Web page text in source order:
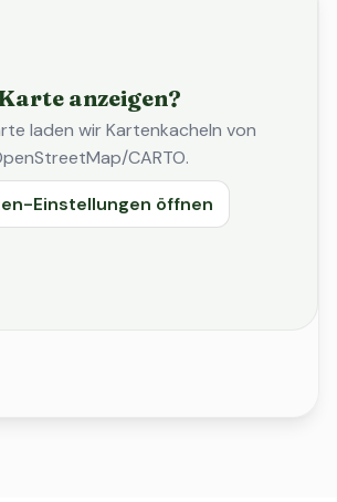
anzeigen?
laden wir Kartenkacheln von
CARTO.
Einstellungen öffnen